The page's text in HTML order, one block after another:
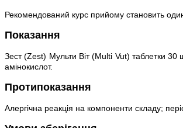
Рекомендований курс прийому становить
Показання
Зест (Zest) Мульти Віт (Multi Vut) таблетки 30
амінокислот.
Протипоказання
Алергічна реакція на компоненти складу;